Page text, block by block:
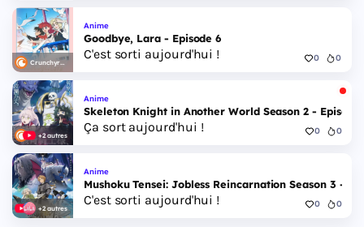
Crunchyroll
Anime
Goodbye, Lara - Episode 6
C'est sorti aujourd'hui ! 0 0
+2 autres
Anime
Skeleton Knight in Another World Season 2 - Episode
Ça sort aujourd'hui ! 0 0
+2 autres
Anime
Mushoku Tensei: Jobless Reincarnation Season 3 -
C'est sorti aujourd'hui ! 0 0